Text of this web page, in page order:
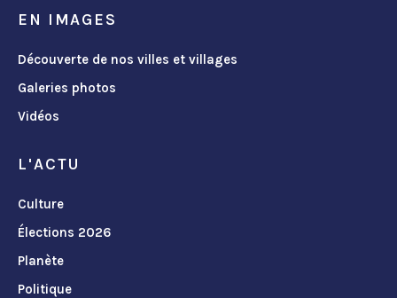
EN IMAGES
Découverte de nos villes et villages
Galeries photos
Vidéos
L'ACTU
Culture
Élections 2026
Planète
Politique